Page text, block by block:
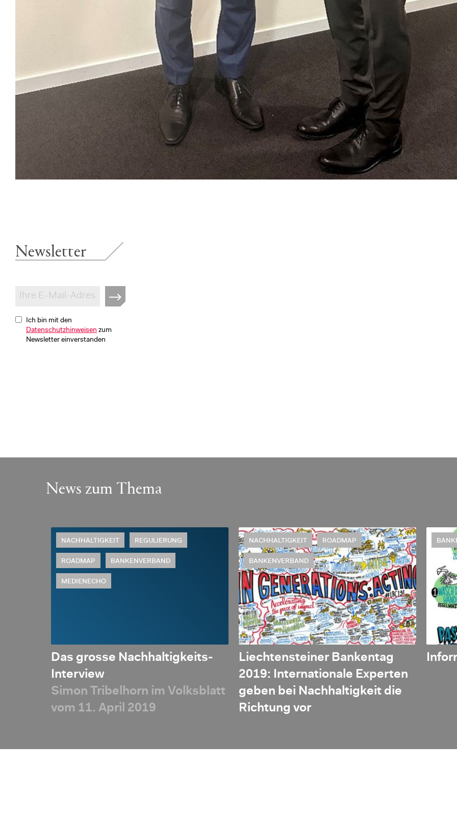
Newsletter
Ich bin mit den
Datenschutzhinweisen zum
Newsletter einverstanden
News zum Thema
NACHHALTIGKEIT REGULIERUNG
ROADMAP BANKENVERBAND
MEDIENECHO
Das grosse Nachhaltigkeits-
Interview
Simon Tribelhorn im Volksblatt
vom 11. April 2019
NACHHALTIGKEIT ROADMAP
BANKENVERBAND
Liechtensteiner Bankentag
2019: Internationale Experten
geben bei Nachhaltigkeit die
Richtung vor